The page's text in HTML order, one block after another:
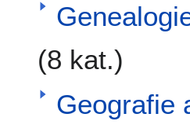
(8 kat.)
Geografie